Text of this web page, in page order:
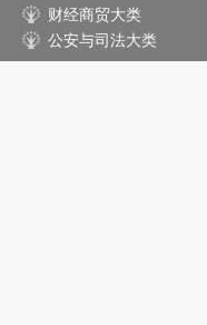
财经商贸大类
公安与司法大类